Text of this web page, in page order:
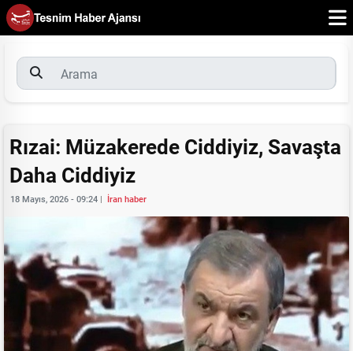
Rızai: Müzakerede Ciddiyiz, Savaşta
Daha Ciddiyiz
18 Mayıs, 2026 - 09:24 | İran haber